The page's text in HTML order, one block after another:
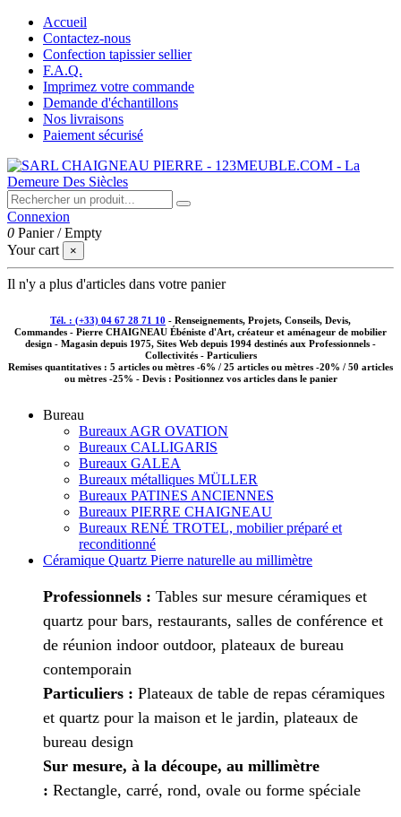
Accueil
Contactez-nous
Confection tapissier sellier
F.A.Q.
Imprimez votre commande
Demande d'échantillons
Nos livraisons
Paiement sécurisé
Connexion
0 Panier /Empty
Your cart
×
Il n'y a plus d'articles dans votre panier
Tél. : (+33) 04 67 28 71 10 - Renseignements, Projets, Conseils, Devis,
Commandes - Pierre CHAIGNEAU Ébéniste d'Art, créateur et aménageur de mobilier
design - Magasin depuis 1975, Sites Web depuis 1994 destinés aux Professionnels -
Collectivités - Particuliers
Remises quantitatives : 5 articles ou mètres -6% / 25 articles ou mètres -20% / 50 articles
ou mètres -25% - Devis : Positionnez vos articles dans le panier
Bureau
Bureaux AGR OVATION
Bureaux CALLIGARIS
Bureaux GALEA
Bureaux métalliques MÜLLER
Bureaux PATINES ANCIENNES
Bureaux PIERRE CHAIGNEAU
Bureaux RENÉ TROTEL, mobilier préparé et
reconditionné
Céramique Quartz Pierre naturelle au millimètre
Professionnels : Tables sur mesure céramiques et
quartz pour bars, restaurants, salles de conférence et
de réunion indoor outdoor, plateaux de bureau
contemporain
Particuliers : Plateaux de table de repas céramiques
et quartz pour la maison et le jardin, plateaux de
bureau design
Sur mesure, à la découpe, au millimètre
: Rectangle, carré, rond, ovale ou forme spéciale